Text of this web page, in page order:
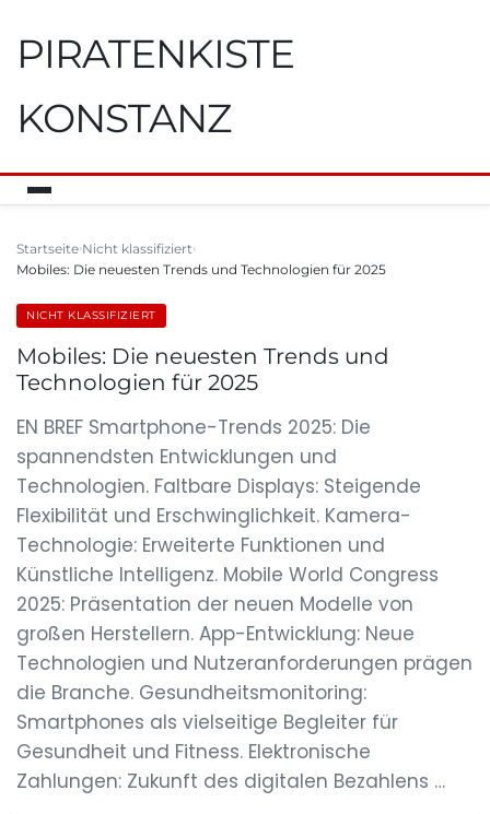
PIRATENKISTE
KONSTANZ
Startseite Nicht klassifiziert
Mobiles: Die neuesten Trends und Technologien für 2025
NICHT KLASSIFIZIERT
Mobiles: Die neuesten Trends und
Technologien für 2025
EN BREF Smartphone-Trends 2025: Die
spannendsten Entwicklungen und
Technologien. Faltbare Displays: Steigende
Flexibilität und Erschwinglichkeit. Kamera-
Technologie: Erweiterte Funktionen und
Künstliche Intelligenz. Mobile World Congress
2025: Präsentation der neuen Modelle von
großen Herstellern. App-Entwicklung: Neue
Technologien und Nutzeranforderungen prägen
die Branche. Gesundheitsmonitoring:
Smartphones als vielseitige Begleiter für
Gesundheit und Fitness. Elektronische
Zahlungen: Zukunft des digitalen Bezahlens …